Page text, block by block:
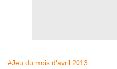
#Jeu du mois d'avril 2013